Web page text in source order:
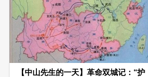
【中山先生的一天】革命双城记：“护